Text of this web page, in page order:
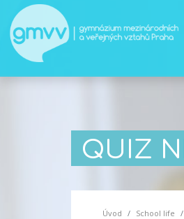
QUIZ
Úvod School life